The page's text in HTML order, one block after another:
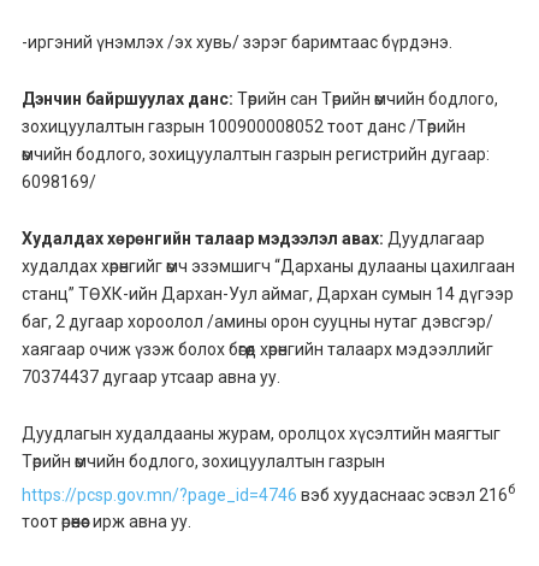
-иргэний үнэмлэх /эх хувь/ зэрэг баримтаас бүрдэнэ.
Дэнчин байршуулах данс: Төрийн сан Төрийн өмчийн бодлого,
зохицуулалтын газрын 100900008052 тоот данс /Төрийн
өмчийн бодлого, зохицуулалтын газрын регистрийн дугаар:
6098169/
Худалдах хөрөнгийн талаар мэдээлэл авах: Дуудлагаар
худалдах хөрөнгийг өмч эзэмшигч “Дарханы дулааны цахилгаан
станц” ТӨХК-ийн Дархан-Уул аймаг, Дархан сумын 14 дүгээр
баг, 2 дугаар хороолол /амины орон сууцны нутаг дэвсгэр/
хаягаар очиж үзэж болох бөгөөд хөрөнгийн талаарх мэдээллийг
70374437 дугаар утсаар авна уу.
Дуудлагын худалдааны журам, оролцох хүсэлтийн маягтыг
Төрийн өмчийн бодлого, зохицуулалтын газрын
https://pcsp.gov.mn/?page_id=4746 вэб хуудаснаас эсвэл 216б
тоот өрөөнөөс ирж авна уу.